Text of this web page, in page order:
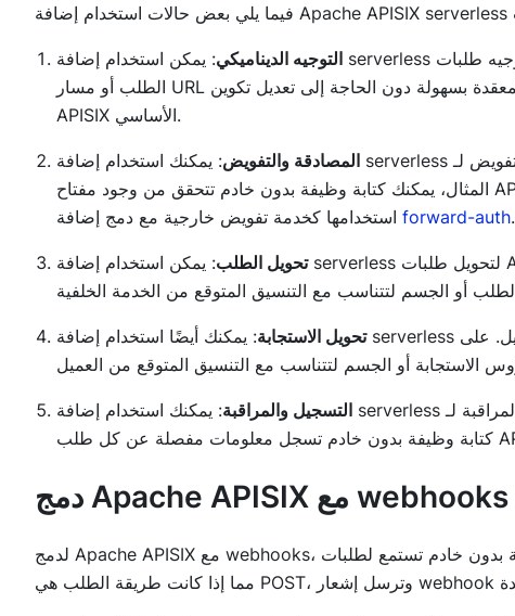
التوجيه الديناميكي: يمكن استخدام إضافة serverless لتوجيه طلبات API الواردة بشكل ديناميكي بناءً على معايير محددة، مثل طريقة
الطلب أو مسار URL أو قيم الرؤوس. هذا يسمح لك بتنفيذ سيناريوهات التوجيه المعقدة بسهولة دون الحاجة إلى تعديل تكوين Apache
APISIX الأساسي.
المصادقة والتفويض: يمكنك استخدام إضافة serverless لتنفيذ عمليات التحقق من المصادقة والتفويض لـ API الخاصة بك. على سبيل
المثال، يمكنك كتابة وظيفة بدون خادم تتحقق من وجود مفتاح API صالح في رؤوس الطلب قبل السماح للطلب بالاستمرار. أو يمكن
forward-auth.
تحويل الطلب: يمكن استخدام إضافة serverless لتحويل طلبات API الواردة قبل معالجتها بواسطة الخدمة الخلفية. على سبيل المثال،
تحويل الاستجابة: يمكنك أيضًا استخدام إضافة serverless لتحويل الاستجابة من الخدمة الخلفية قبل إرسالها مرة أخرى إلى العميل. على
التسجيل والمراقبة: يمكنك استخدام إضافة serverless لتنفيذ عمليات التسجيل والمراقبة لـ API الخاصة بك. على سبيل المثال، يمكنك
لدمج Apache APISIX مع webhooks، تحتاج إلى إنشاء وظيفة بدون خادم تستمع لطلبات POST الواردة إلى نقطة نهاية URL، وتتحقق